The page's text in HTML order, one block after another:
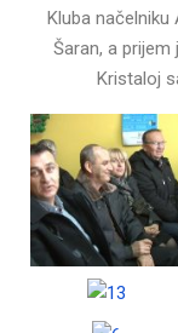
Kluba načelniku
Šaran, a
Kristaloj